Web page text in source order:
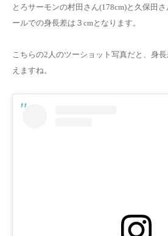
とろサーモンの村田さん(178cm)と久保田
ールでの身長差は３cmとなります。
こちらの2人のツーショット写真だと、身
えますね。